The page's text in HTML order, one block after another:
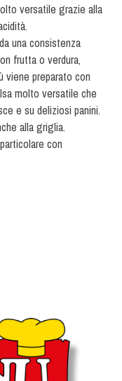
versatile grazie alla
una consistenza
frutta o verdura,
viene preparato con
molto versatile che
e su deliziosi panini.
alla griglia.
con